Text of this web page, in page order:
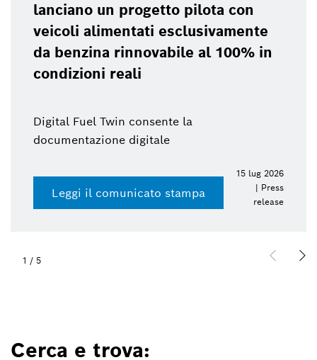
lanciano un progetto pilota con
veicoli alimentati esclusivamente
da benzina rinnovabile al 100% in
condizioni reali
Digital Fuel Twin consente la
documentazione digitale
Leggi il comunicato stampa
15 lug 2026
| Press
release
1 / 5
Cerca e trova: